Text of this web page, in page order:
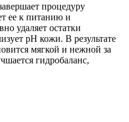
процедуру
ее к питанию и
удаляет остатки
pH кожи. В результате
мягкой и нежной за
гидробаланс,